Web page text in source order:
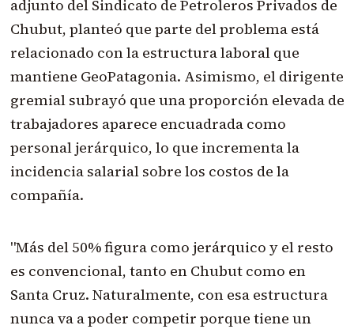
adjunto del Sindicato de Petroleros Privados de
Chubut, planteó que parte del problema está
relacionado con la estructura laboral que
mantiene GeoPatagonia. Asimismo, el dirigente
gremial subrayó que una proporción elevada de
trabajadores aparece encuadrada como
personal jerárquico, lo que incrementa la
incidencia salarial sobre los costos de la
compañía.
"Más del 50% figura como jerárquico y el resto
es convencional, tanto en Chubut como en
Santa Cruz. Naturalmente, con esa estructura
nunca va a poder competir porque tiene un